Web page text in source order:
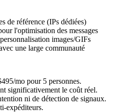
de référence (IPs dédiées)
l'optimisation des messages
images/GIFs
une large communauté
mo pour 5 personnes.
significativement le coût réel.
ni de détection de signaux.
expéditeurs.